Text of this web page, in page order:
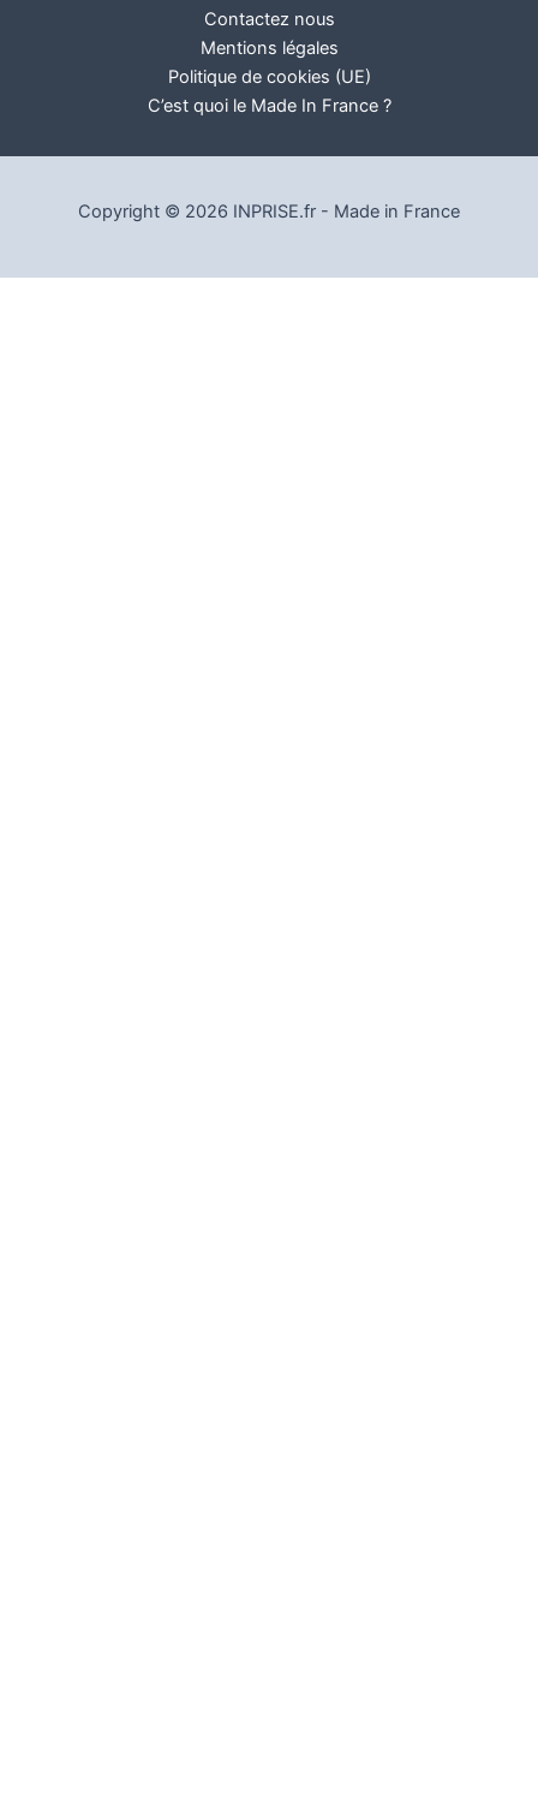
Contactez nous
Mentions légales
Politique de cookies (UE)
C’est quoi le Made In France ?
Copyright © 2026 INPRISE.fr - Made in France